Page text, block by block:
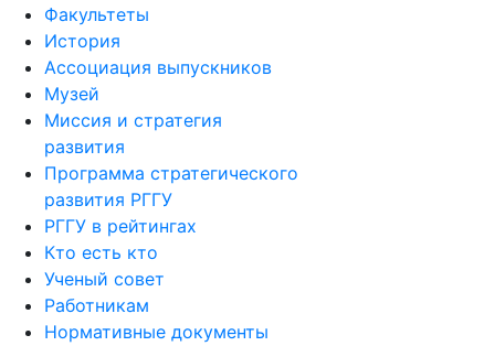
Факультеты
История
Ассоциация выпускников
Музей
Миссия и стратегия
развития
Программа стратегического
развития РГГУ
РГГУ в рейтингах
Кто есть кто
Ученый совет
Работникам
Нормативные документы